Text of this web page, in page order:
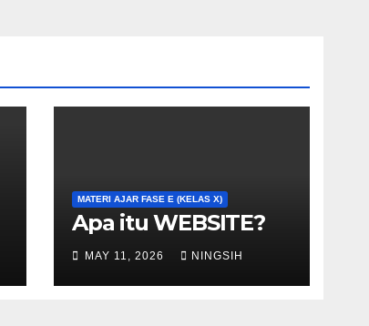
MATERI AJAR FASE E (KELAS X)
Apa itu WEBSITE?
MAY 11, 2026 NINGSIH